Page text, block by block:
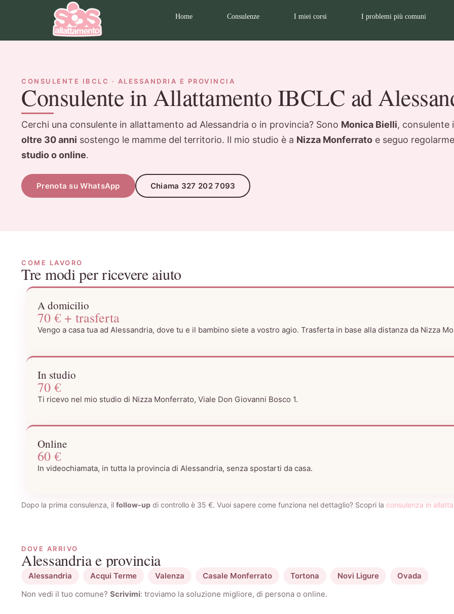
Home Consulenze I miei corsi I problemi più comuni
CONSULENTE IBCLC · ALESSANDRIA E PROVINCIA
Consulente in Allattamento IBCLC ad
Cerchi una consulente in allattamento ad Alessandria o in provincia? Sono Monica Bielli, consulente
oltre 30 anni sostengo le mamme del territorio. Il mio studio è a Nizza Monferrato e seguo
studio o online.
Prenota su WhatsApp Chiama 327 202 7093
COME LAVORO
Tre modi per ricevere aiuto
A domicilio
70 € + trasferta
Vengo a casa tua ad Alessandria, dove tu e il bambino siete a vostro agio. Trasferta in base alla distanza da Nizza
In studio
70 €
Ti ricevo nel mio studio di Nizza Monferrato, Viale Don Giovanni Bosco 1.
Online
60 €
In videochiamata, in tutta la provincia di Alessandria, senza spostarti da casa.
Dopo la prima consulenza, il follow-up di controllo è 35 €. Vuoi sapere come funziona nel dettaglio? Scopri la consulenza in
DOVE ARRIVO
Alessandria e provincia
Alessandria Acqui Terme Valenza Casale Monferrato Tortona Novi Ligure
Ovada
Non vedi il tuo comune? Scrivimi: troviamo la soluzione migliore, di persona o online.